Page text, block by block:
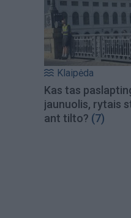
Klaipėda
Kas tas
jaunuolis, rytais
ant tilto? (7)